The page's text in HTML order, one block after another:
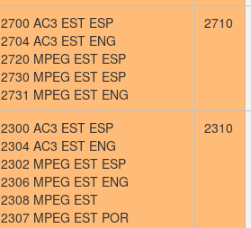
2700 AC3 EST ESP
2704 AC3 EST ENG
2720 MPEG EST ESP
2730 MPEG EST ESP
2731 MPEG EST ENG
2710
2300 AC3 EST ESP
2304 AC3 EST ENG
2302 MPEG EST ESP
2306 MPEG EST ENG
2308 MPEG EST
2307 MPEG EST POR
2310